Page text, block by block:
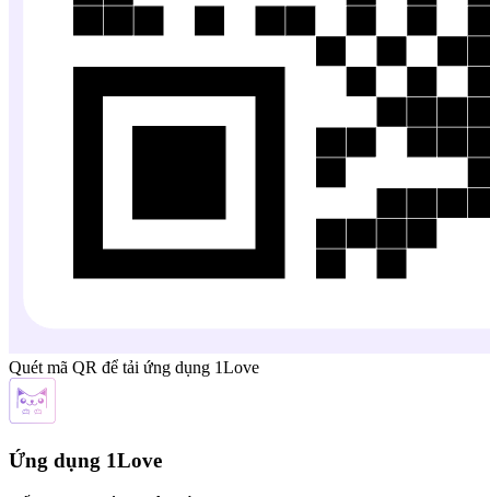
Quét mã QR để tải ứng dụng 1Love
Ứng dụng 1Love